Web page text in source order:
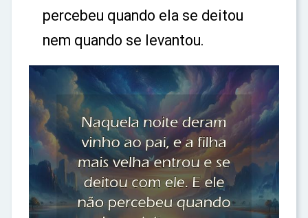
percebeu quando ela se deitou
nem quando se levantou.